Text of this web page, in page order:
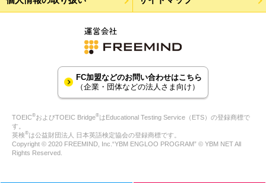
FC加盟などのお問い合わせはこちら
（企業・団体などの法人さま向け）
TOEIC®およびTOEIC Bridge®はEducational Testing Service（ETS）の登録商標で
す。
英検®は公益財団法人 日本英語検定協会の登録商標です。
Copyright © 2020 FREEMIND, Inc.“YBM ENGLOO PROGRAM” © YBM NET All
Rights Reserved.